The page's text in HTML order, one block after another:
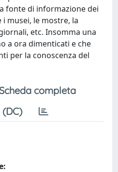
fonte di informazione dei
i musei, le mostre, la
etc. Insomma una
a ora dimenticati e che
per la conoscenza del
completa